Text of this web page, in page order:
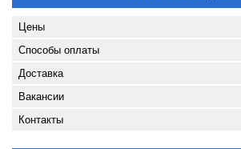
Цены
Способы оплаты
Доставка
Вакансии
Контакты